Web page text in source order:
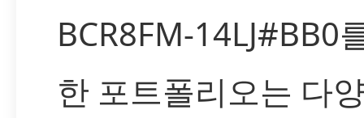
BCR8FM-14LJ#BB0
한 포트폴리오는 다